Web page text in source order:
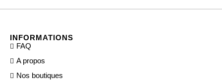
INFORMATIONS
FAQ
A propos
Nos boutiques